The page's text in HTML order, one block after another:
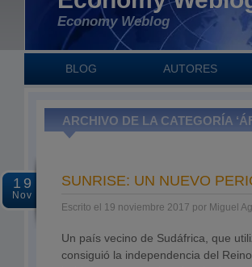
Economy Weblog
BLOG AUTORES
ARCHIVO DE LA CATEGORÍA
19
Nov
SUNRISE: UN NUEVO
Escrito el 19 noviembre 2017 por Miguel
Un país vecino de Sudáfrica, que
consiguió la independencia del